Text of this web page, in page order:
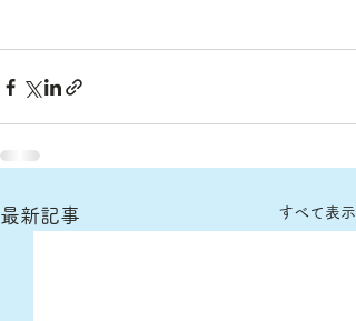
最新記事 すべて表示